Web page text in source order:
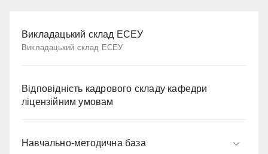
Викладацький склад ЕСЕУ
Викладацький склад ЕСЕУ
Відповідність кадрового складу кафедри
ліцензійним умовам
Навчально-методична база